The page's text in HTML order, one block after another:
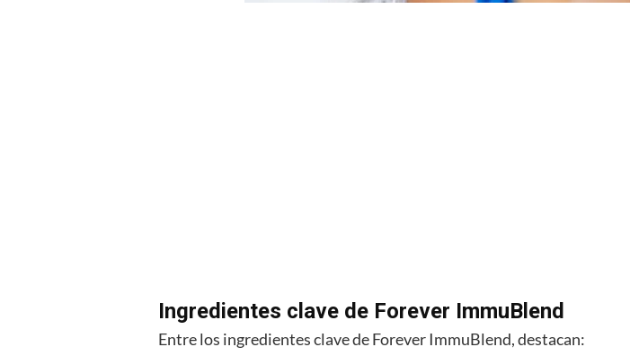
Ingredientes clave de Forever ImmuBlend
Entre los ingredientes clave de Forever ImmuBlend, destacan: